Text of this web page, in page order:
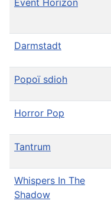
Darmstadt
Popoï sdioh
Horror Pop
Tantrum
Whispers In The
Shadow